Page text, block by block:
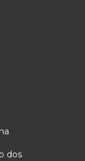
dos